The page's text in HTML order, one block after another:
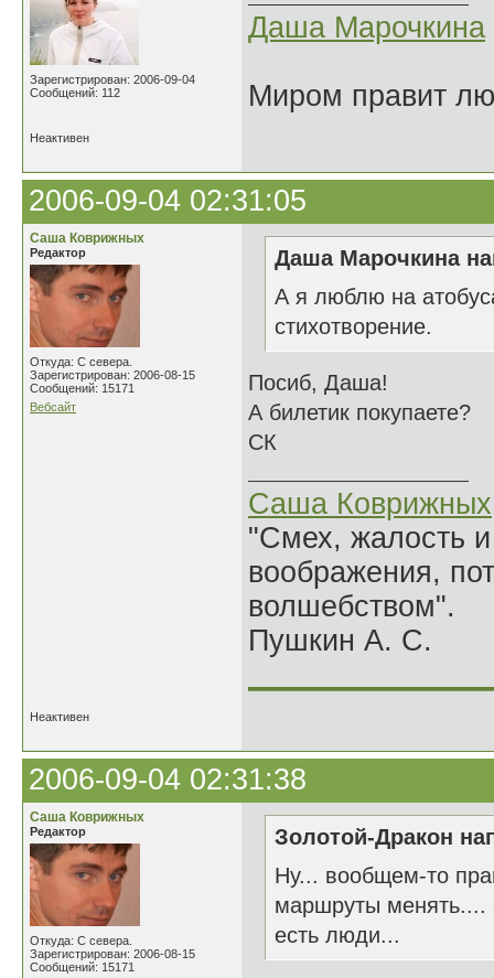
Зарегистрирован: 2006-09-04
Сообщений: 112
Даша Марочкина
Миром правит
Неактивен
2006-09-04 02:31:05
Саша Коврижных
Редактор
Откуда: С севера.
Зарегистрирован: 2006-08-15
Сообщений: 15171
Вебсайт
Даша Марочкина
А я люблю на
стихотворение.
Посиб, Даша!
А билетик покупаете?
СК
Саша Коврижных
"Смех, жалость
воображения,
волшебством".
Пушкин А. С.
Неактивен
2006-09-04 02:31:38
Саша Коврижных
Редактор
Откуда: С севера.
Зарегистрирован: 2006-08-15
Сообщений: 15171
Золотой-Дракон
Ну... вообщем-то
маршруты менять....
есть люди...